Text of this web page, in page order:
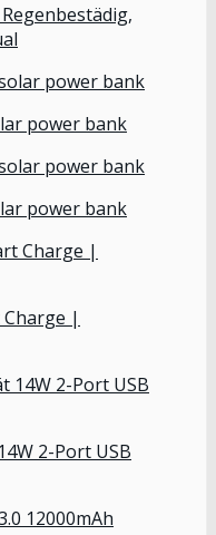
power bank
power bank
Charge |
2-Port USB